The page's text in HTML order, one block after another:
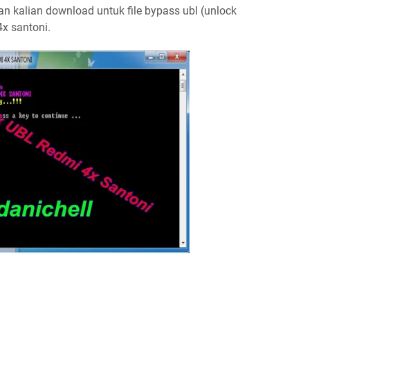
kalian download untuk file bypass ubl (unlock
santoni.